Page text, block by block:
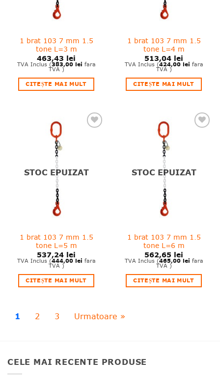
1 brat 103 7 mm 1.5
tone L=3 m
463,43 lei
TVA Inclus (383,00 lei fara
TVA )
CITEȘTE MAI MULT
1 brat 103 7 mm 1.5
tone L=4 m
513,04 lei
TVA Inclus (424,00 lei fara
TVA )
CITEȘTE MAI MULT
STOC EPUIZAT
1 brat 103 7 mm 1.5
tone L=5 m
537,24 lei
TVA Inclus (444,00 lei fara
TVA )
CITEȘTE MAI MULT
STOC EPUIZAT
1 brat 103 7 mm 1.5
tone L=6 m
562,65 lei
TVA Inclus (465,00 lei fara
TVA )
CITEȘTE MAI MULT
1 2 3 Urmatoare »
CELE MAI RECENTE PRODUSE